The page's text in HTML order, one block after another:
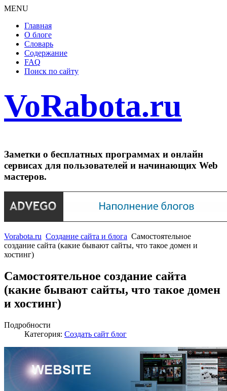
MENU
Главная
О блоге
Словарь
Содержание
FAQ
Поиск по сайту
VoRabota.ru
Заметки о бесплатных программах и онлайн
сервисах для пользователей и начинающих Web
мастеров.
Vorabota.ru Создание сайта и блога Самостоятельное
создание сайта (какие бывают сайты, что такое домен и
хостинг)
Самостоятельное создание сайта
(какие бывают сайты, что такое домен
и хостинг)
Подробности
Категория: Создать сайт блог